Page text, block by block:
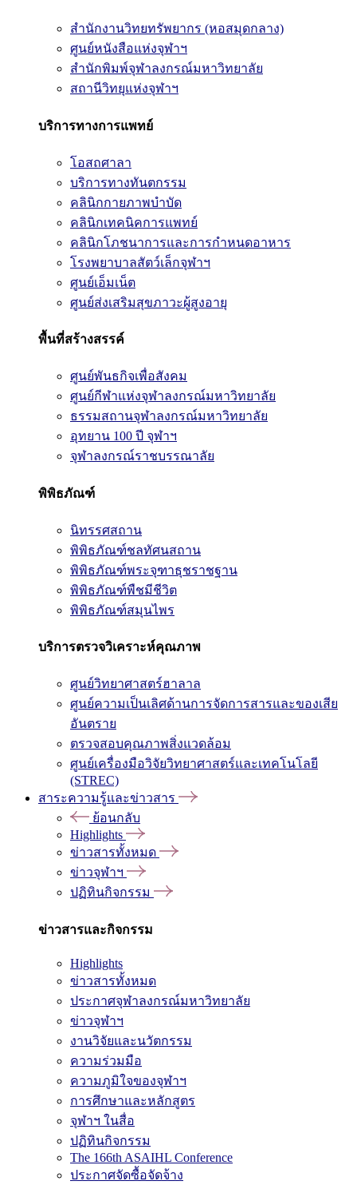
สำนักงานวิทยทรัพยากร (หอสมุดกลาง)
ศูนย์หนังสือแห่งจุฬาฯ
สำนักพิมพ์จุฬาลงกรณ์มหาวิทยาลัย
สถานีวิทยุแห่งจุฬาฯ
บริการทางการแพทย์
โอสถศาลา
บริการทางทันตกรรม
คลินิกกายภาพบำบัด
คลินิกเทคนิคการแพทย์
คลินิกโภชนาการและการกำหนดอาหาร
โรงพยาบาลสัตว์เล็กจุฬาฯ
ศูนย์เอ็มเน็ต
ศูนย์ส่งเสริมสุขภาวะผู้สูงอายุ
พื้นที่สร้างสรรค์
ศูนย์พันธกิจเพื่อสังคม
ศูนย์กีฬาแห่งจุฬาลงกรณ์มหาวิทยาลัย
ธรรมสถานจุฬาลงกรณ์มหาวิทยาลัย
อุทยาน 100 ปี จุฬาฯ
จุฬาลงกรณ์ราชบรรณาลัย
พิพิธภัณฑ์
นิทรรศสถาน
พิพิธภัณฑ์ชลทัศนสถาน
พิพิธภัณฑ์พระจุฑาธุชราชฐาน
พิพิธภัณฑ์พืชมีชีวิต
พิพิธภัณฑ์สมุนไพร
บริการตรวจวิเคราะห์คุณภาพ
ศูนย์วิทยาศาสตร์ฮาลาล
ศูนย์ความเป็นเลิศด้านการจัดการสารและของเสีย
อันตราย
ตรวจสอบคุณภาพสิ่งแวดล้อม
ศูนย์เครื่องมือวิจัยวิทยาศาสตร์และเทคโนโลยี
(STREC)
สาระความรู้และข่าวสาร
ย้อนกลับ
Highlights
ข่าวสารทั้งหมด
ข่าวจุฬาฯ
ปฏิทินกิจกรรม
ข่าวสารและกิจกรรม
Highlights
ข่าวสารทั้งหมด
ประกาศจุฬาลงกรณ์มหาวิทยาลัย
ข่าวจุฬาฯ
งานวิจัยและนวัตกรรม
ความร่วมมือ
ความภูมิใจของจุฬาฯ
การศึกษาและหลักสูตร
จุฬาฯ ในสื่อ
ปฏิทินกิจกรรม
The 166th ASAIHL Conference
ประกาศจัดซื้อจัดจ้าง